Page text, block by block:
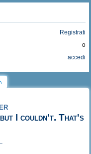
Registrati
o
accedi
I couldn't. That's